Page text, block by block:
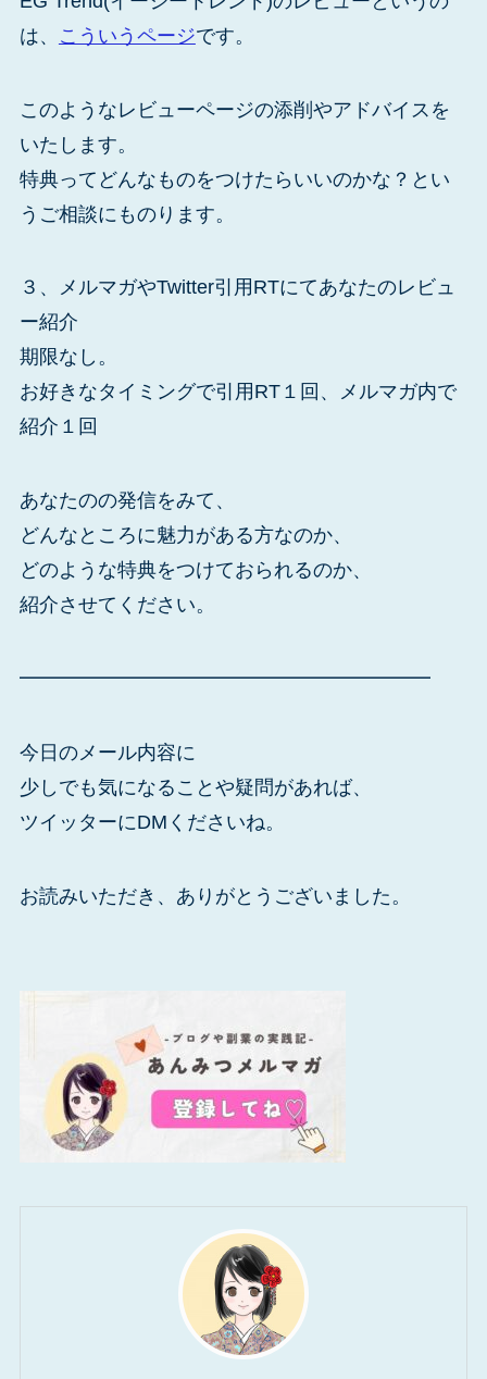
は、
こういうページです。
このようなレビューページの添削やアドバイスを
いたします。
特典ってどんなものをつけたらいいのかな？とい
うご相談にものります。
３、メルマガやTwitter引用RTにてあなたのレビュ
ー紹介
期限なし。
お好きなタイミングで引用RT１回、メルマガ内で
紹介１回
あなたのの発信をみて、
どんなところに魅力がある方なのか、
どのような特典をつけておられるのか、
紹介させてください。
━━━━━━━━━━━━━━━━━━━━━
今日のメール内容に
少しでも気になることや疑問があれば、
ツイッターにDMくださいね。
お読みいただき、ありがとうございました。